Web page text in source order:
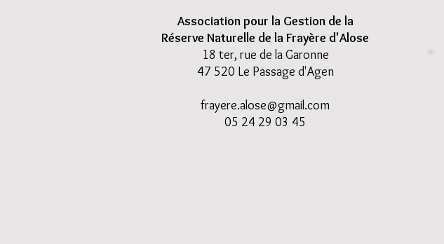
Association pour la Gestion de la
Réserve Naturelle de la Frayère d'Alose
18 ter, rue de la Garonne
47 520 Le Passage d'Agen
frayere.alose@gmail.com
05 24 29 03 45